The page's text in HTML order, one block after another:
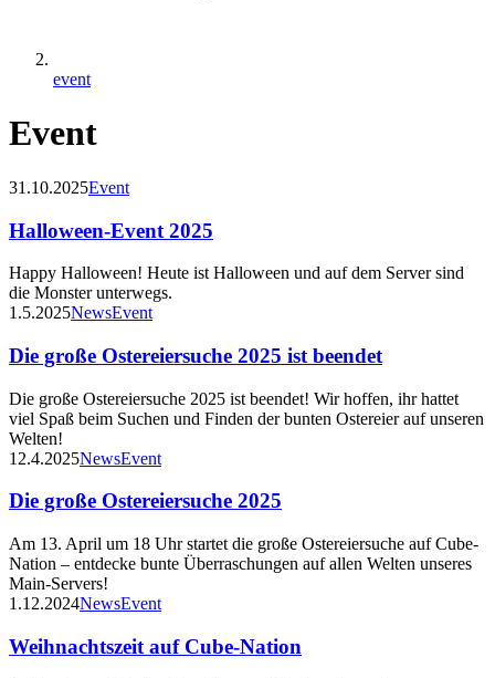
event
Event
31.10.2025Event
Halloween-Event 2025
Happy Halloween! Heute ist Halloween und auf dem Server sind
die Monster unterwegs.
1.5.2025NewsEvent
Die große Ostereiersuche 2025 ist beendet
Die große Ostereiersuche 2025 ist beendet! Wir hoffen, ihr hattet
viel Spaß beim Suchen und Finden der bunten Ostereier auf unseren
Welten!
12.4.2025NewsEvent
Die große Ostereiersuche 2025
Am 13. April um 18 Uhr startet die große Ostereiersuche auf Cube-
Nation – entdecke bunte Überraschungen auf allen Welten unseres
Main-Servers!
1.12.2024NewsEvent
Weihnachtszeit auf Cube-Nation